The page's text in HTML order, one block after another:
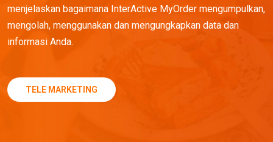
menjelaskan bagaimana InterActive MyOrder mengumpulkan,
mengolah, menggunakan dan mengungkapkan data dan
informasi Anda.
TELE MARKETING